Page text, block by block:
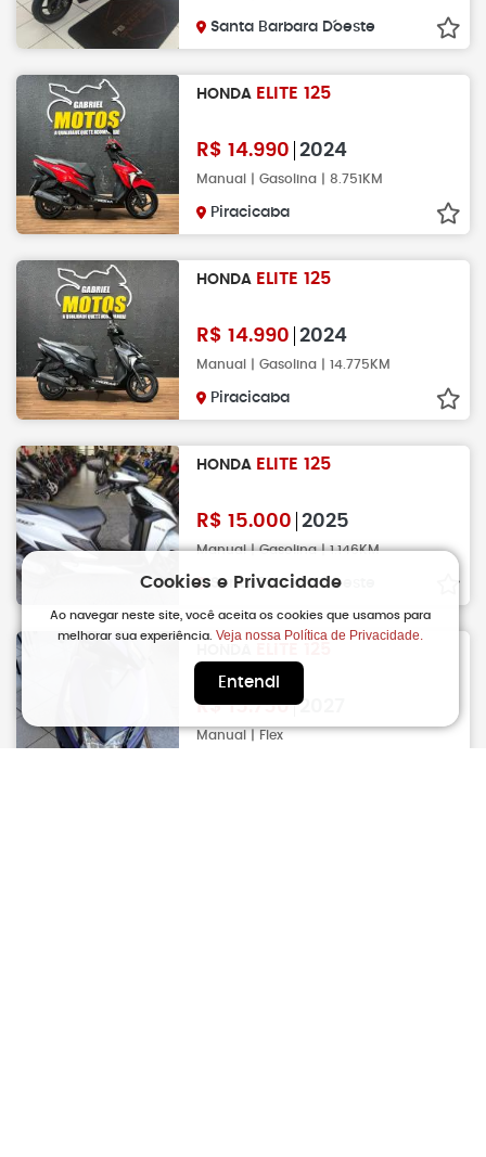
Santa Barbara D´oeste
HONDA ELITE 125
R$ 14.990 2024
Manual | Gasolina | 8.751KM
Piracicaba
HONDA ELITE 125
R$ 14.990 2024
Manual | Gasolina | 14.775KM
Piracicaba
HONDA ELITE 125
R$ 15.000 2025
Manual | Gasolina | 1.146KM
Santa Barbara D´oeste
R$15.750 2027
Manual | Flex
Cookies e Privacidade
Ao navegar neste site, você aceita os cookies que usamos para
melhorar sua experiência.Veja nossa Política de Privacidade.
Entendi